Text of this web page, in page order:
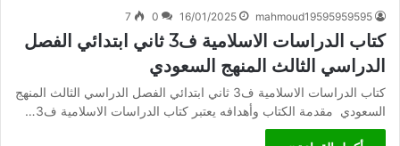
mahmoud19595959595
16/01/2025
0
7
كتاب الدراسات الاسلامية ف3 ثاني ابتدائي الفصل
الدراسي الثالث المنهج السعودي
كتاب الدراسات الاسلامية ف3 ثاني ابتدائي الفصل الدراسي الثالث المنهج
السعودي مقدمة الكتاب وأهدافه يعتبر كتاب الدراسات الاسلامية ف3…